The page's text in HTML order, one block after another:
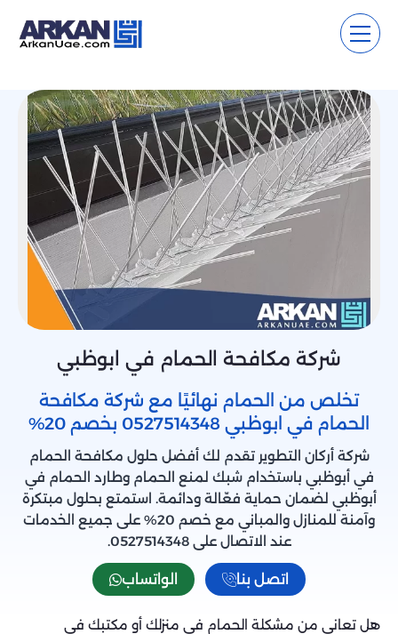
شركة مكافحة الحمام في ابوظبي
تخلص من الحمام نهائيًا مع شركة مكافحة
الحمام في ابوظبي 0527514348 بخصم 20%
شركة أركان التطوير تقدم لك أفضل حلول مكافحة الحمام
في أبوظبي باستخدام شبك لمنع الحمام وطارد الحمام في
أبوظبي لضمان حماية فعّالة ودائمة. استمتع بحلول مبتكرة
وآمنة للمنازل والمباني مع خصم 20% على جميع الخدمات
عند الاتصال على 0527514348.
اتصل بنا الواتساب
هل تعاني من مشكلة الحمام في منزلك أو مكتبك في